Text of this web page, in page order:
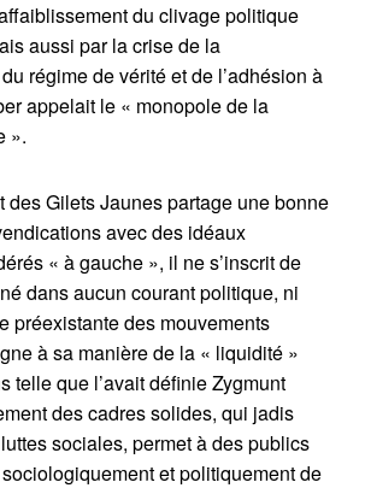
du clivage politique
aussi par la crise de la
régime de vérité et de l’adhésion à
appelait le « monopole de la
».
des Gilets Jaunes partage une bonne
avec des idéaux
« à gauche », il ne s’inscrit de
dans aucun courant politique, ni
préexistante des mouvements
à sa manière de la « liquidité »
telle que l’avait définie Zygmunt
des cadres solides, qui jadis
sociales, permet à des publics
et politiquement de